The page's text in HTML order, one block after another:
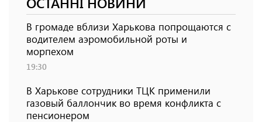
В громаде вблизи Харькова попрощаются с
водителем аэромобильной роты и
морпехом
19:30
В Харькове сотрудники ТЦК применили
газовый баллончик во время конфликта с
пенсионером